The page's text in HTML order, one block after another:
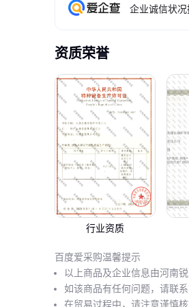
企业诚信状况
资质荣誉
行业资质
百度爱采购温馨提示
以上商品及企业信息由河南
如该商品有任何问题，请联
在贸易过程中，请注意谨慎